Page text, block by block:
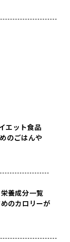
エット食品
のごはんや
養成分一覧
のカロリーが